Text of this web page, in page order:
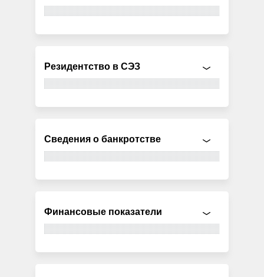
Резидентство в СЭЗ
Сведения о банкротстве
Финансовые показатели